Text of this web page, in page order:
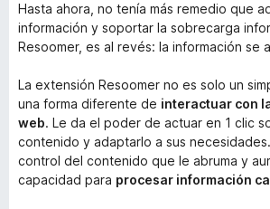
Hasta ahora, no tenía más remedio que
información y soportar la sobrecarga
Resoomer, es al revés: la información se
La extensión Resoomer no es solo un
una forma diferente de interactuar con
web. Le da el poder de actuar en 1 clic
contenido y adaptarlo a sus
control del contenido que le abruma y
capacidad para procesar información